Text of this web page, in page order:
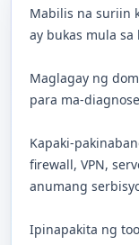
Mabilis na suriin
ay bukas mula sa
Maglagay ng
para ma-
Kapaki-
firewall, VPN,
anumang
Ipinapakita ng